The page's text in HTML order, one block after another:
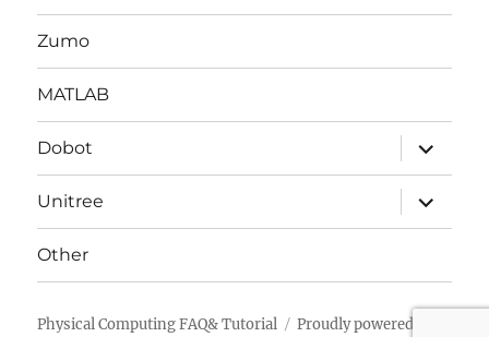
Zumo
MATLAB
Dobot
サ
ブ
メ
ニ
ュ
ー
開
Unitree
サ
ブ
メ
ー
展
Other
Physical Computing FAQ& Tutorial Proudly powered by